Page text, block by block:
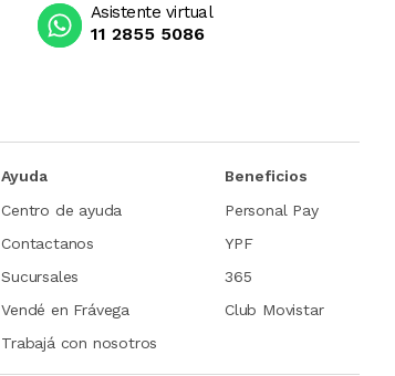
Asistente virtual
11 2855 5086
Ayuda
Centro de ayuda
Contactanos
Sucursales
Vendé en Frávega
Trabajá con nosotros
Beneficios
Personal Pay
YPF
365
Club Movistar